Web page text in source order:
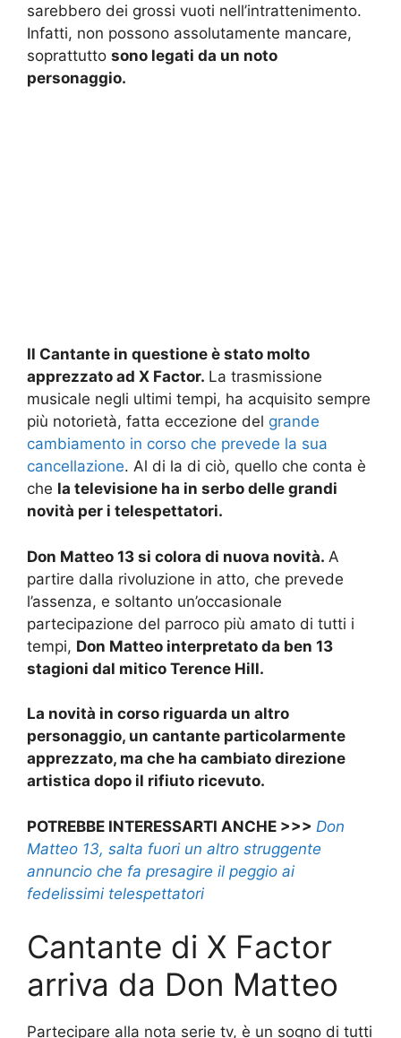
sarebbero dei grossi vuoti nell’intrattenimento.
Infatti, non possono assolutamente mancare,
soprattutto sono legati da un noto
personaggio.
Il Cantante in questione è stato molto
apprezzato ad X Factor. La trasmissione
musicale negli ultimi tempi, ha acquisito sempre
più notorietà, fatta eccezione del grande
cambiamento in corso che prevede la sua
cancellazione. Al di la di ciò, quello che conta è
che la televisione ha in serbo delle grandi
novità per i telespettatori.
Don Matteo 13 si colora di nuova novità. A
partire dalla rivoluzione in atto, che prevede
l’assenza, e soltanto un’occasionale
partecipazione del parroco più amato di tutti i
tempi, Don Matteo interpretato da ben 13
stagioni dal mitico Terence Hill.
La novità in corso riguarda un altro
personaggio, un cantante particolarmente
apprezzato, ma che ha cambiato direzione
artistica dopo il rifiuto ricevuto.
POTREBBE INTERESSARTI ANCHE >>> Don
Matteo 13, salta fuori un altro struggente
annuncio che fa presagire il peggio ai
fedelissimi telespettatori
Cantante di X Factor
arriva da Don Matteo
Partecipare alla nota serie tv, è un sogno di tutti